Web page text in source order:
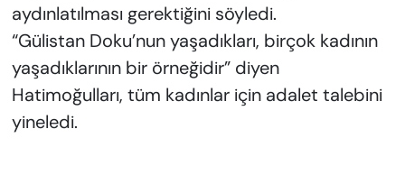
aydınlatılması gerektiğini söyledi.
“Gülistan Doku’nun yaşadıkları, birçok kadının
yaşadıklarının bir örneğidir” diyen
Hatimoğulları, tüm kadınlar için adalet talebini
yineledi.